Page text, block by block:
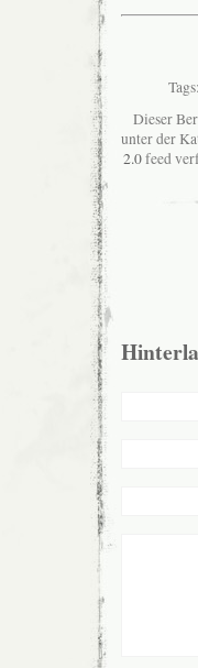
Tags:
Dieser
unter der
2.0feed